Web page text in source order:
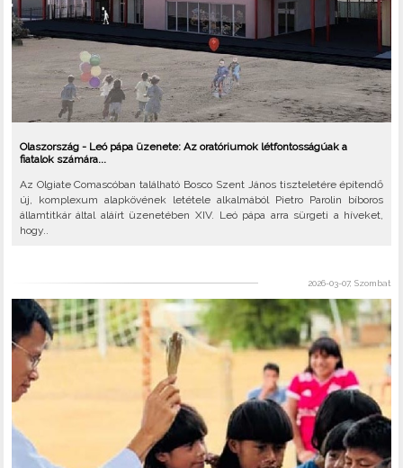
Olaszország - Leó pápa üzenete: Az oratóriumok létfontosságúak a
fiatalok számára...
Az Olgiate Comascóban található Bosco Szent János tiszteletére építendő
új, komplexum alapkövének letétele alkalmából Pietro Parolin bíboros
államtitkár által aláírt üzenetében XIV. Leó pápa arra sürgeti a híveket,
hogy..
2026-03-07, Szombat